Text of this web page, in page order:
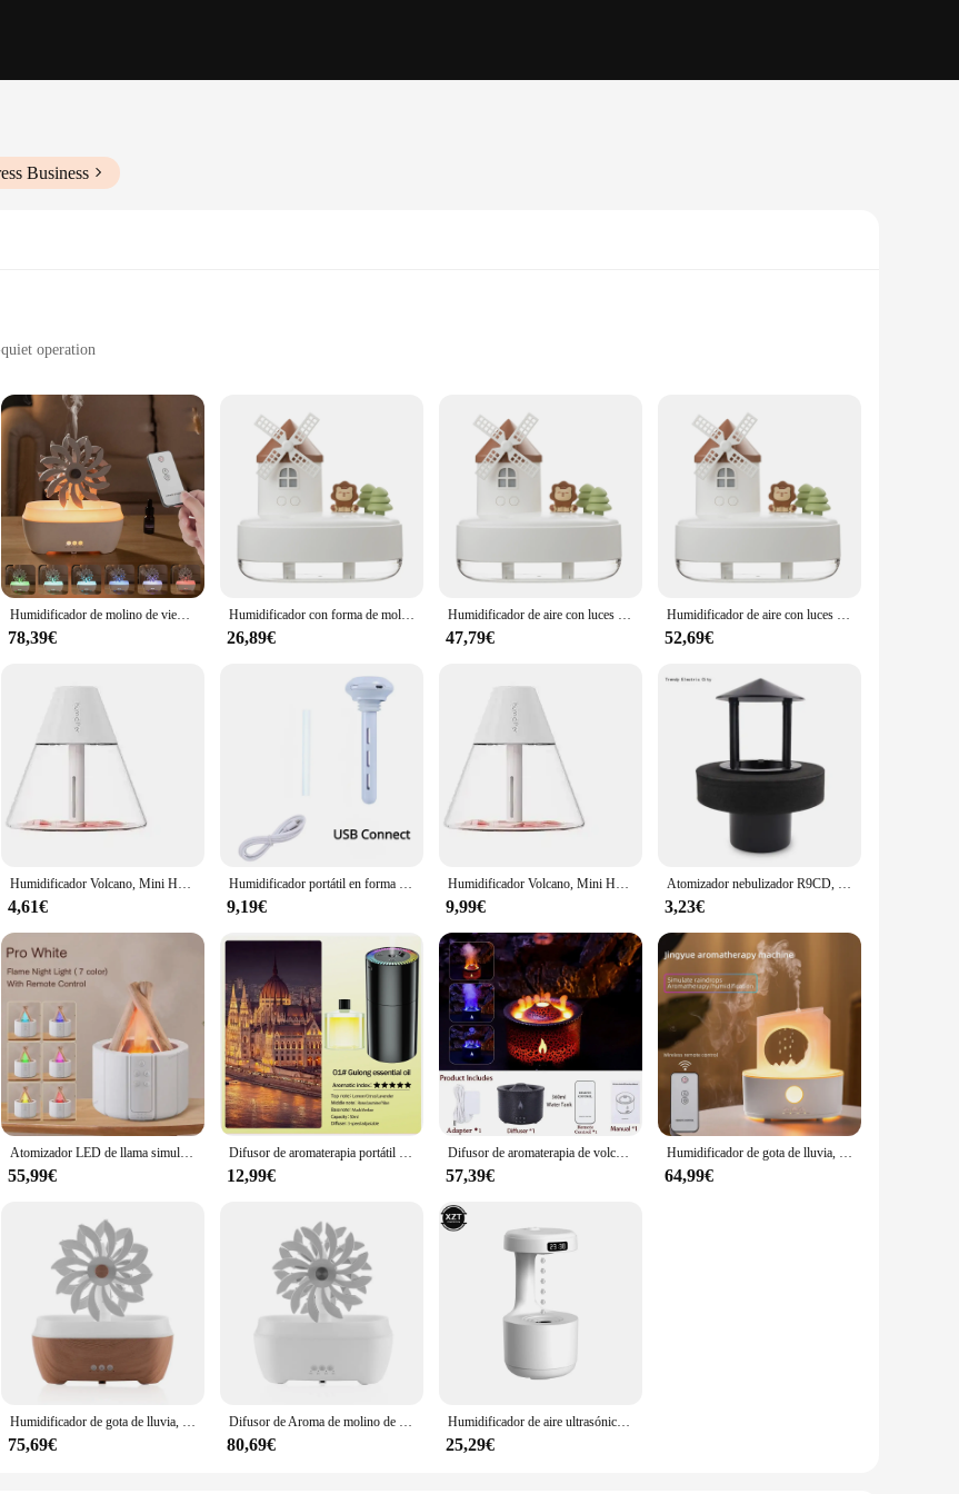
Business
operation
blends functionality with style. Crafted from durable ABS plastic, this humidifier boasts a sleek windmill-inspired design
as a conversation starter. Its whisper-quiet operation ensures that you can enjoy a serene environment without any disturbances,
atmosphere is desired.
apartments to larger living spaces. Its compact size makes it easy to move and place in any corner, ensuring that you can enjoy
includes a transparent water tank, allowing you to monitor the water level at a glance. Additionally, it comes with a set of filters
breathe clean, moist air.
this humidifier sets the standard for both functionality and aesthetics.
Humidificador de molino de viento de 300ml, máquina automática de aromaterapia con Control remoto ultrasónico, vapor pesado, gota de lluvia creativa, aceite esencial
78,39€
Humidificador con forma de molino de viento, difusor con doble boquilla, fabricante de niebla con luces LED, música silenciosa para sala de estar y dormitorio, 650ml
26,89€
Humidificador de aire con luces LED, generador de niebla con forma de molino de viento musical, purificador de aire silencioso, adornos decorativos, 650ml
47,79€
Humidificador de aire con luces LED, difusor con forma de molino de viento musical, silencioso, adornos decorativos de escritorio, 650ml
52,69€
Humidificador Volcano, Mini Hogar, escritorio, oficina, silencioso, Mini niebla alta, reposición de agua compacta y exquisita, atomizador USB
4,61€
Humidificador portátil en forma de paraguas, Mini humidificador de rosquilla en aerosol Universal, humidificador de viaje Usb
9,19€
Humidificador Volcano, Mini Hogar, escritorio, oficina, silencioso, Mini niebla alta, reposición de agua compacta y exquisita, atomizador USB
9,99€
Atomizador nebulizador R9CD, humidificador ultrasónico flotante, generador de niebla, generadores de niebla ultrasónica, para de
3,23€
Atomizador LED de llama simulada, máquina de aromaterapia, humidificador de aire para fogatas, difusor ultrasónico de lámpara de aceite esencial
55,99€
Difusor de aromaterapia portátil USB para coche, humidificador de aromaterapia, purificador de frescura de coche, 5 tipos de aceites esenciales disponibles
12,99€
Difusor de aromaterapia de volcán inteligente, humidificador de llama multifunción, difusor ultrasónico de gran capacidad
57,39€
Humidificador de gota de lluvia, molino de viento giratorio, máquina de aromaterapia con Control remoto, luz nocturna de 7 colores, difusor de aceite esencial para dormitorio
64,99€
Humidificador de gota de lluvia, molino de viento giratorio, máquina de aromaterapia, Control remoto, de 7 colores luz nocturna, difusor de aceite esencial para dormitorio
75,69€
Difusor de Aroma de molino de viento creativo, humidificador de aire eléctrico para el hogar, Control remoto, difusor de aceite esencial, lámpara de decoración de escritorio para habitación
80,69€
Humidificador de aire ultrasónico con USB, purificador de aire de 800ML antigravedad, generador de niebla con levitación de gotas de agua, nebulizador de Perfume y aromaterapia
25,29€